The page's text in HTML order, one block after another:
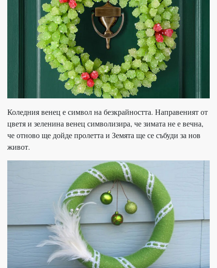
Коледния венец е символ на безкрайността. Направеният от
цветя и зеленина венец символизира, че зимата не е вечна,
че отново ще дойде пролетта и Земята ще се събуди за нов
живот.